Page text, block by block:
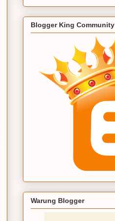
Blogger King Community
Warung Blogger